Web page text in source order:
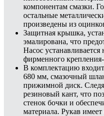
компонентам смазки.
остальные
произведены из
Защитная крышка,
эмалирована, что
Насос
фирменного крепления-
В комплектацию
680 мм, смазочный
прижимной диск.
резиновый кант, что
стенок бочки и
материала. Рукав